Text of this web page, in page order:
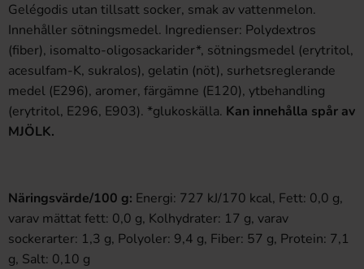
Gelégodis utan tillsatt socker, smak av vattenmelon.
Innehåller sötningsmedel. Ingredienser: Polydextros
(fiber), isomalto-oligosackarider*, sötningsmedel (erytritol,
acesulfam-K, sukralos), gelatin (nöt), surhetsreglerande
medel (E296), aromer, färgämne (E120), ytbehandling
(erytritol, E296, E903). *glukoskälla. Kan innehålla spår av
MJÖLK.
Näringsvärde/100 g: Energi: 727 kJ/170 kcal, Fett: 0,0 g,
varav mättat fett: 0,0 g, Kolhydrater: 17 g, varav
sockerarter: 1,3 g, Polyoler: 9,4 g, Fiber: 57 g, Protein: 7,1
g, Salt: 0,10 g